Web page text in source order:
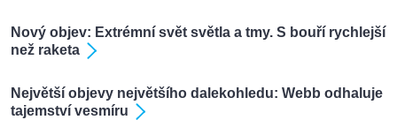
Nový objev: Extrémní svět světla a tmy. S bouří rychlejší
než raketa
Největší objevy největšího dalekohledu: Webb odhaluje
tajemství vesmíru